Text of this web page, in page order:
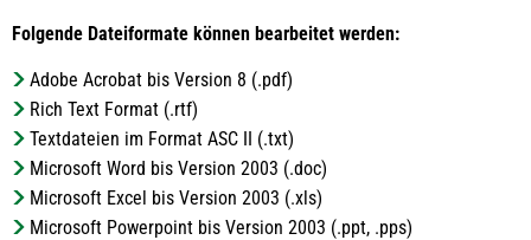
Folgende Dateiformate können bearbeitet werden:
Adobe Acrobat bis Version 8 (.pdf)
Rich Text Format (.rtf)
Textdateien im Format ASC II (.txt)
Microsoft Word bis Version 2003 (.doc)
Microsoft Excel bis Version 2003 (.xls)
Microsoft Powerpoint bis Version 2003 (.ppt, .pps)